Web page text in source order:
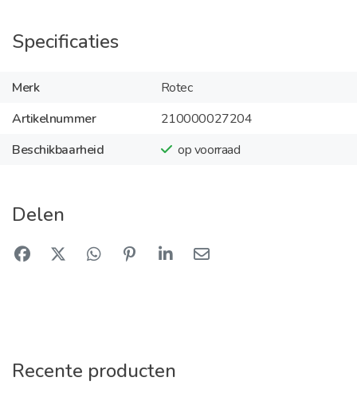
Specificaties
Merk
Rotec
Artikelnummer
210000027204
Beschikbaarheid
op voorraad
Delen
Recente producten